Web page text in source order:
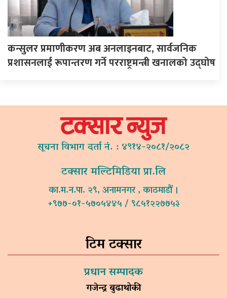
कन्सुलर प्रमाणीकरण अब अनलाइनबाट, सार्वजनिक
प्रशासनलाई रूपान्तरण गर्ने परराष्ट्रमन्त्री खनालको उद्घोष
सूचना विभाग दर्ता नं. : ४९१४-२०८१/२०८२
टक्सार मल्टिमिडिया प्रा.लि
का.म.न.पा. २९, अनामनगर , काठमाडौं ।
+९७७-०१-५७०५४४५ / ९८५१२२७७५३
टिम टक्सार
प्रधान सम्पादक
गजेन्द्र बुढाथोकी